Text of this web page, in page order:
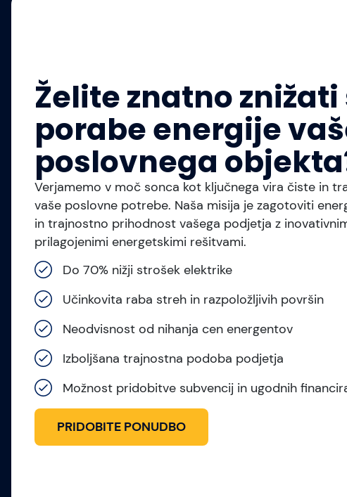
Želite znatno
porabe energije
poslovnega
Verjamemo v moč sonca kot ključnega vira čiste in
vaše poslovne potrebe. Naša misija je zagotoviti
in trajnostno prihodnost vašega podjetja z
prilagojenimi energetskimi rešitvami.
Do 70% nižji strošek elektrike
Učinkovita raba streh in razpoložljivih površin
Neodvisnost od nihanja cen energentov
Izboljšana trajnostna podoba podjetja
Možnost pridobitve subvencij in ugodnih
PRIDOBITE PONUDBO